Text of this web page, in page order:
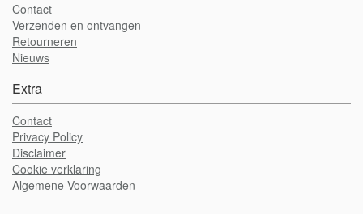
Contact
Verzenden en ontvangen
Retourneren
Nieuws
Extra
Contact
Privacy Policy
Disclaimer
Cookie verklaring
Algemene Voorwaarden